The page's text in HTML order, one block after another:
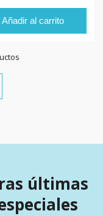
Añadir al carrito
últimas